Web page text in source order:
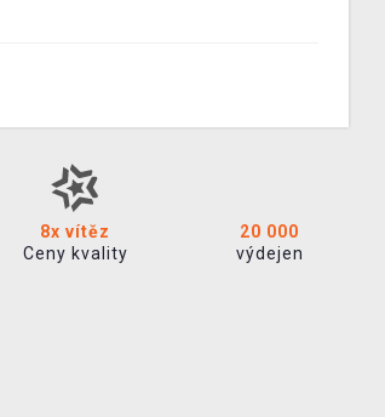
8x vítěz
Ceny kvality
20 000
výdejen